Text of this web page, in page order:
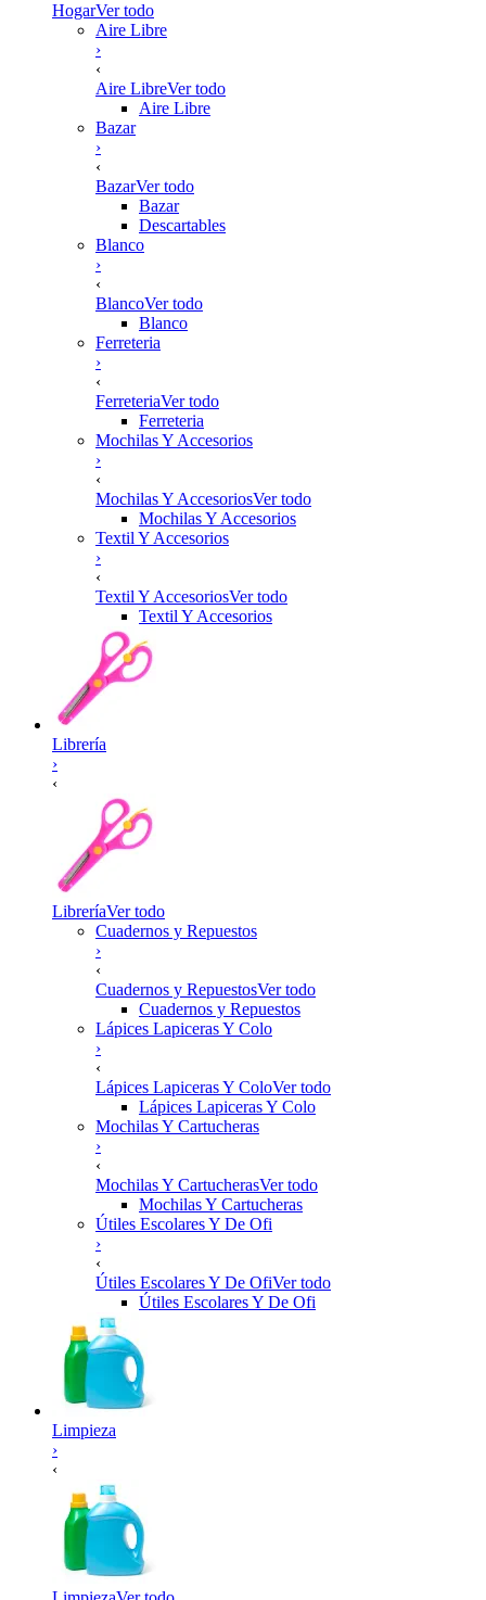
HogarVer todo
Aire Libre
›
‹
Aire LibreVer todo
Aire Libre
Bazar
›
‹
BazarVer todo
Bazar
Descartables
Blanco
›
‹
BlancoVer todo
Blanco
Ferreteria
›
‹
FerreteriaVer todo
Ferreteria
Mochilas Y Accesorios
›
‹
Mochilas Y AccesoriosVer todo
Mochilas Y Accesorios
Textil Y Accesorios
›
‹
Textil Y AccesoriosVer todo
Textil Y Accesorios
Librería
›
‹
LibreríaVer todo
Cuadernos y Repuestos
›
‹
Cuadernos y RepuestosVer todo
Cuadernos y Repuestos
Lápices Lapiceras Y Colo
›
‹
Lápices Lapiceras Y ColoVer todo
Lápices Lapiceras Y Colo
Mochilas Y Cartucheras
›
‹
Mochilas Y CartucherasVer todo
Mochilas Y Cartucheras
Útiles Escolares Y De Ofi
›
‹
Útiles Escolares Y De OfiVer todo
Útiles Escolares Y De Ofi
Limpieza
›
‹